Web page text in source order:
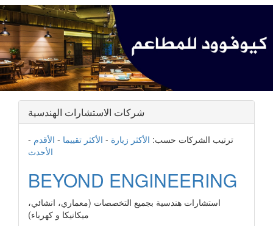
شركات الاستشارات الهندسية
ترتيب الشركات حسب: الأكثر زيارة - الأكثر تقييما - الأقدم -
الأحدث
BEYOND ENGINEERING
استشارات هندسية بجميع التخصصات (معماري، انشائي،
ميكانيكا و كهرباء)